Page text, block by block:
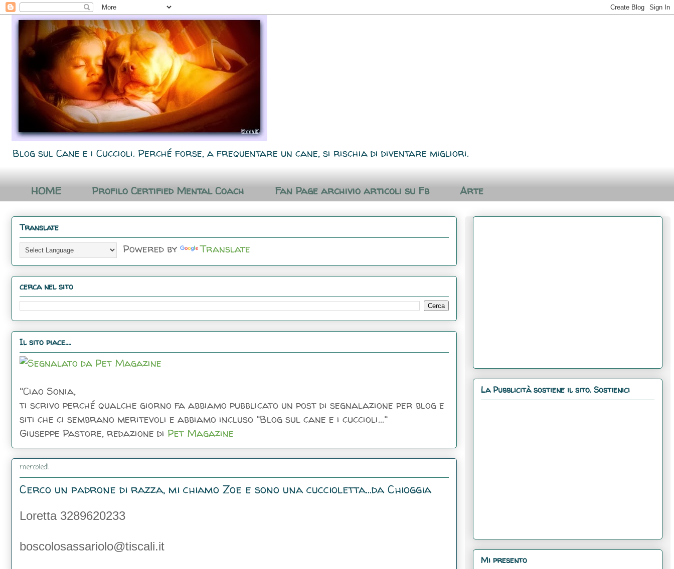
Blog sul Cane e i Cuccioli. Perché forse, a frequentare un cane, si rischia di diventare migliori.
HOME Profilo Certified Mental Coach Fan Page archivio articoli su Fb Arte
Translate
Powered by Translate
cerca nel sito
Il sito piace....
"Ciao Sonia,
ti scrivo perché qualche giorno fa abbiamo pubblicato un post di segnalazione per blog e
siti che ci sembrano meritevoli e abbiamo incluso "Blog sul cane e i cuccioli..."
Giuseppe Pastore, redazione di Pet Magazine
mercoledì
Cerco un padrone di razza, mi chiamo Zoe e sono una cuccioletta...da Chioggia
Loretta 3289620233
boscolosassariolo@tiscali.it
La Pubblicità sostiene il sito. Sostienici
Mi presento